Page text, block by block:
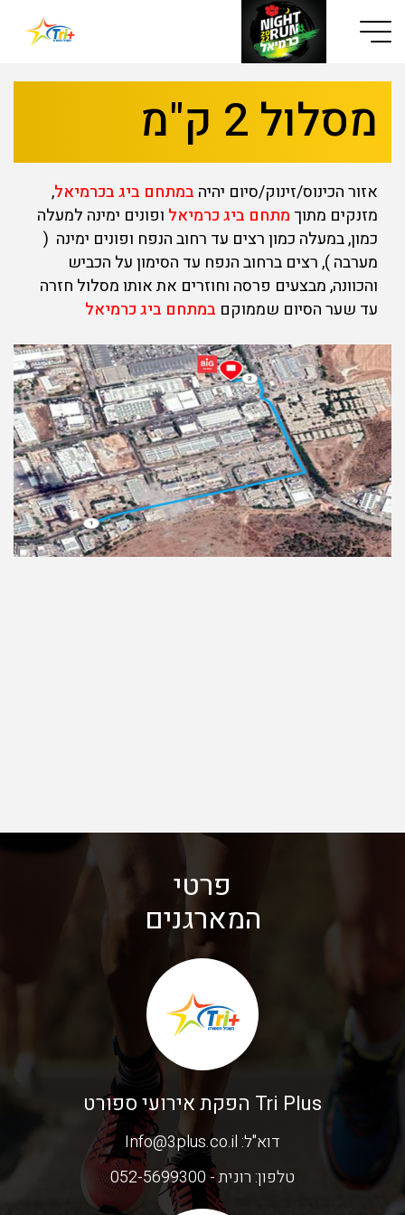
Button used only for devices with a small screen
מסלול 2 ק"מ
אזור הכינוס/זינוק/סיום יהיה במתחם ביג בכרמיאל,
מזנקים מתוךמתחם ביג כרמיאל ופונים ימינה למעלה
כמון, במעלה כמון רצים עד רחוב הנפח ופונים ימינה (
מערבה ), רצים ברחוב הנפח עד הסימון על הכביש
והכוונה, מבצעים פרסה וחוזרים את אותו מסלול חזרה
עד שער הסיום שממוקם במתחם ביג כרמיאל
פרטי
המארגנים
Tri Plus הפקת אירועי ספורט
דוא"ל: Info@3plus.co.il
טלפון: רונית - 052-5699300